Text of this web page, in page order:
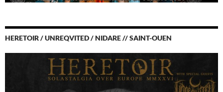
HERETOIR / UNREQVITED / NIDARE // SAINT-OUEN